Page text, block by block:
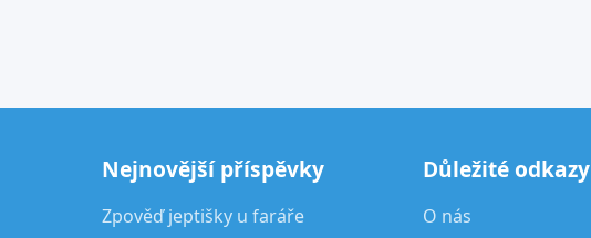
Nejnovější příspěvky
Zpověď jeptišky u faráře
Důležité odkazy
O nás